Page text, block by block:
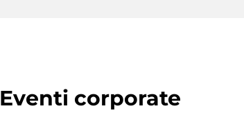
Eventi corporate